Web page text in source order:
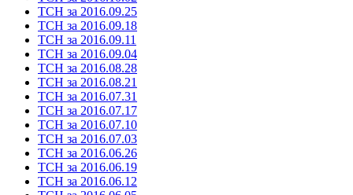
ТСН за 2016.09.25
ТСН за 2016.09.18
ТСН за 2016.09.11
ТСН за 2016.09.04
ТСН за 2016.08.28
ТСН за 2016.08.21
ТСН за 2016.07.31
ТСН за 2016.07.17
ТСН за 2016.07.10
ТСН за 2016.07.03
ТСН за 2016.06.26
ТСН за 2016.06.19
ТСН за 2016.06.12